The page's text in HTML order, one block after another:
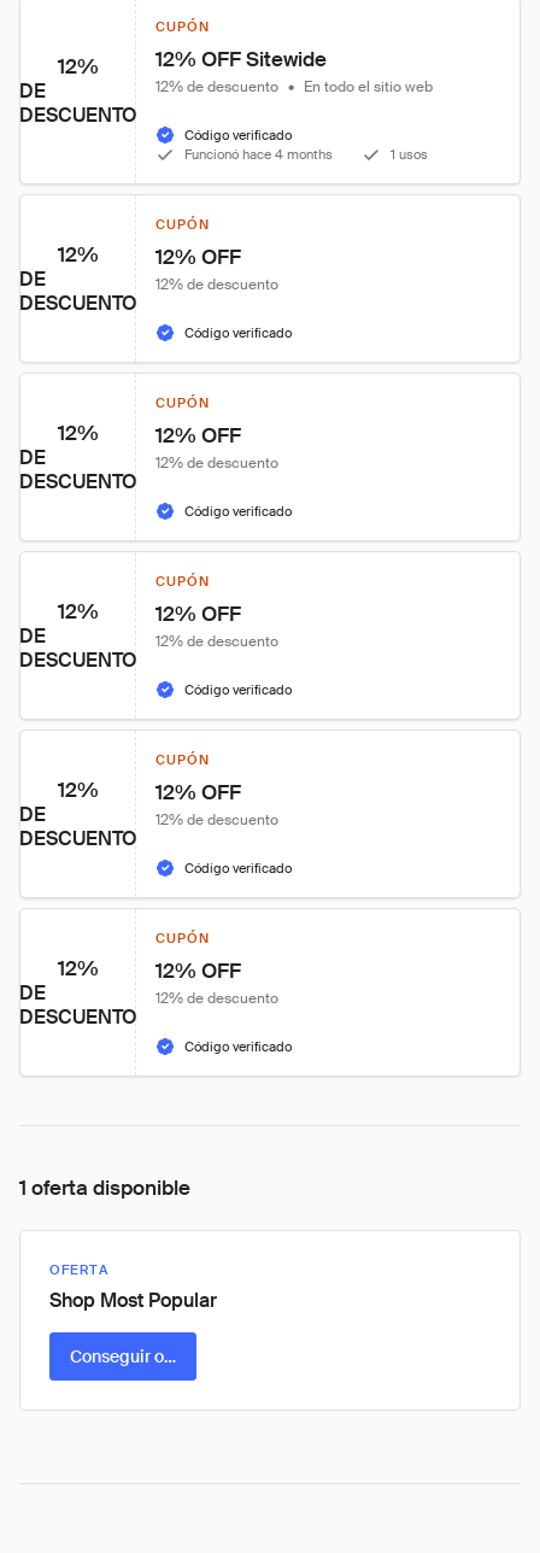
12%
DE
DESCUENTO
CUPÓN
12% OFF Sitewide
12% de descuento • En todo el sitio web
Código verificado
Funcionó hace 4 months
1 usos
12%
DE
DESCUENTO
CUPÓN
12% OFF
12% de descuento
Código verificado
12%
DE
DESCUENTO
CUPÓN
12% OFF
12% de descuento
Código verificado
12%
DE
DESCUENTO
CUPÓN
12% OFF
12% de descuento
Código verificado
12%
DE
DESCUENTO
CUPÓN
12% OFF
12% de descuento
Código verificado
12%
DE
DESCUENTO
CUPÓN
12% OFF
12% de descuento
Código verificado
1 oferta disponible
OFERTA
Shop Most Popular
Conseguir oferta